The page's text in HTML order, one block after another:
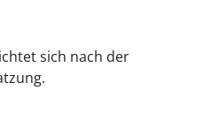
sich nach der